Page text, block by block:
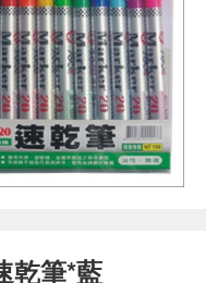
乾筆*藍